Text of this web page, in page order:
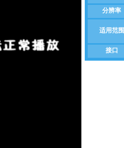
分辨率
适用范围
接口